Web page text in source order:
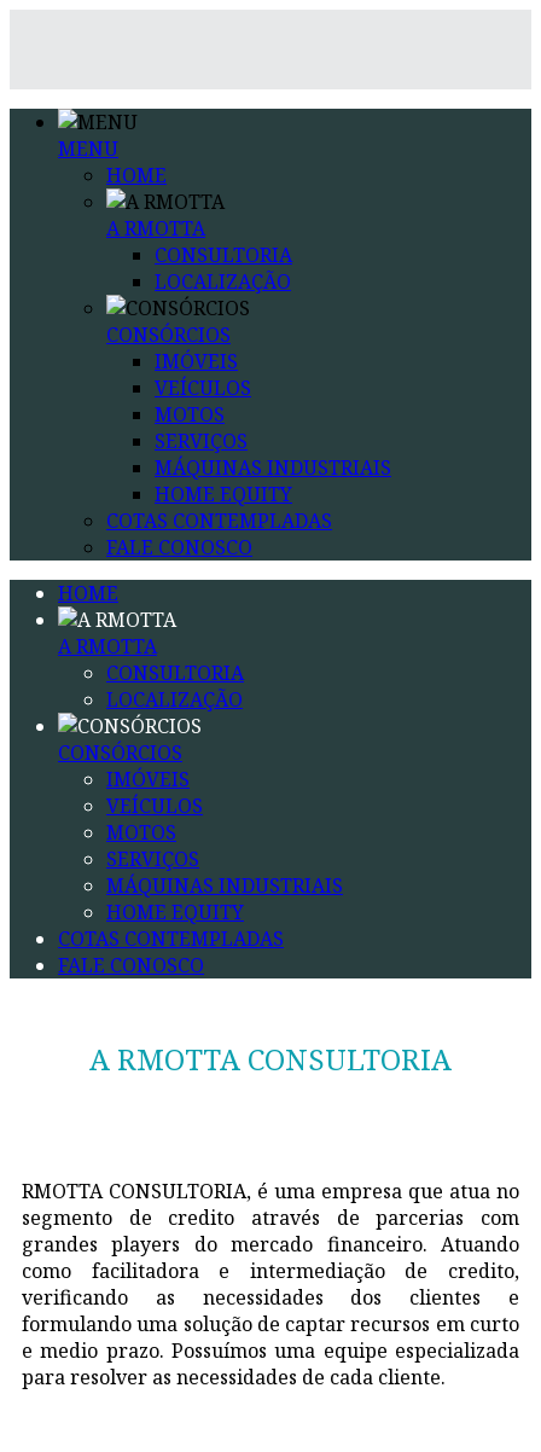
MENU
HOME
A RMOTTA
CONSULTORIA
LOCALIZAÇÃO
CONSÓRCIOS
IMÓVEIS
VEÍCULOS
MOTOS
SERVIÇOS
MÁQUINAS INDUSTRIAIS
HOME EQUITY
COTAS CONTEMPLADAS
FALE CONOSCO
HOME
A RMOTTA
CONSULTORIA
LOCALIZAÇÃO
CONSÓRCIOS
IMÓVEIS
VEÍCULOS
MOTOS
SERVIÇOS
MÁQUINAS INDUSTRIAIS
HOME EQUITY
COTAS CONTEMPLADAS
FALE CONOSCO
A RMOTTA CONSULTORIA
RMOTTA CONSULTORIA, é uma empresa que atua no
segmento de credito através de parcerias com
grandes players do mercado financeiro. Atuando
como facilitadora e intermediação de credito,
verificando as necessidades dos clientes e
formulando uma solução de captar recursos em curto
e medio prazo. Possuímos uma equipe especializada
para resolver as necessidades de cada cliente.